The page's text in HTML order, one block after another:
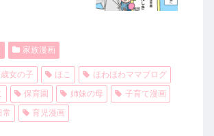
家族漫画
女の子 ほこ
ほわほわママブログ
保育園 姉妹の母
子育て漫画
常 育児漫画